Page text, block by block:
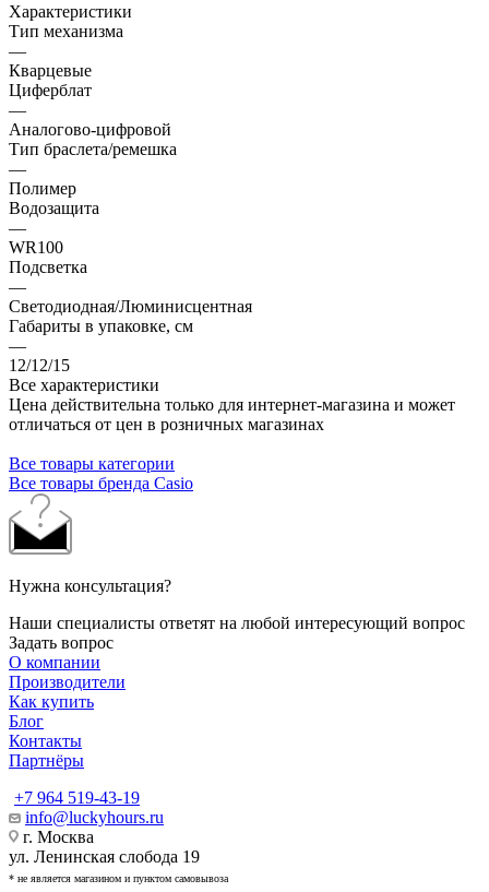
Характеристики
Тип механизма
—
Кварцевые
Циферблат
—
Аналогово-цифровой
Тип браслета/ремешка
—
Полимер
Водозащита
—
WR100
Подсветка
—
Светодиодная/Люминисцентная
Габариты в упаковке, см
—
12/12/15
Все характеристики
Цена действительна только для интернет-магазина и может
отличаться от цен в розничных магазинах
Все товары категории
Все товары бренда Casio
Нужна консультация?
Наши специалисты ответят на любой интересующий вопрос
Задать вопрос
О компании
Производители
Как купить
Блог
Контакты
Партнёры
+7 964 519-43-19
info@luckyhours.ru
г. Москва
ул. Ленинская слобода 19
* не является магазином и пунктом самовывоза